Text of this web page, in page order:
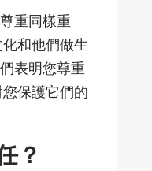
重同樣重
和他們做生
表明您尊重
保護它們的
？